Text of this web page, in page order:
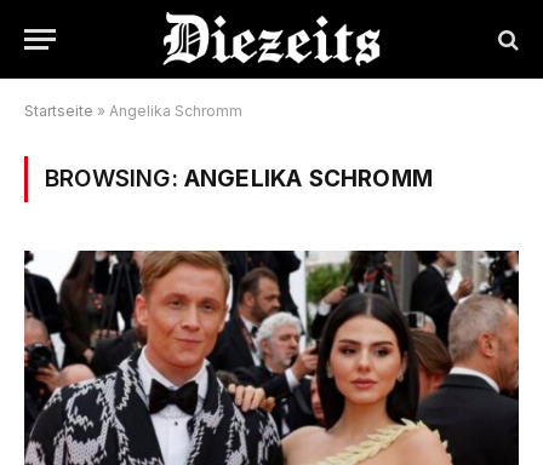
Startseite » Angelika Schromm
BROWSING: ANGELIKA SCHROMM